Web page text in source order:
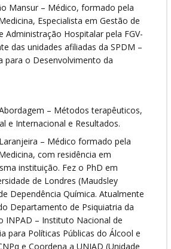
Mansur – Médico, formado pela
Especialista em Gestão de
Administração Hospitalar pela FGV-
das unidades afiliadas da SPDM –
para o Desenvolvimento da
– Métodos terapêuticos,
e Internacional e Resultados.
– Médico formado pela
com residência em
instituição. Fez o PhD em
de Londres (Maudsley
Dependência Química. Atualmente
Departamento de Psiquiatria da
INPAD – Instituto Nacional de
para Políticas Públicas do Álcool e
e Coordena a UNIAD (Unidade